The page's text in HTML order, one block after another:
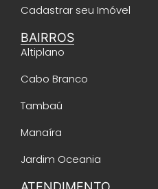
Cadastrar seu Imóvel
BAIRROS
Altiplano
Cabo Branco
Tambaú
Manaíra
Jardim Oceania